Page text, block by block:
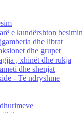
e kundërshton besimin
dhe librat
dhe grupet
, xhinët dhe rukja
dhe shenjat
- Të ndryshme